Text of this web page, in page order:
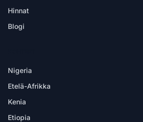
Hinnat
Blogi
Nigeria
Etelä-Afrikka
Kenia
Etiopia